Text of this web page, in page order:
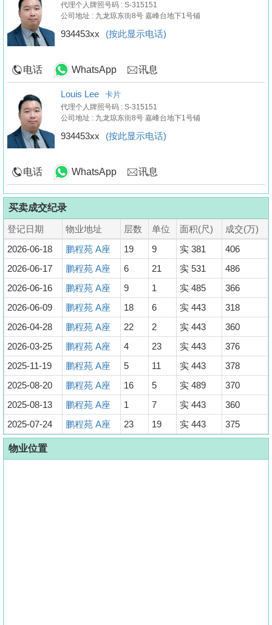
代理个人牌照号码 : S-315151
公司地址 : 九龙琼东街8号 嘉峰台地下1号铺
934453xx (按此显示电话)
电话 WhatsApp 讯息
Louis Lee 卡片
代理个人牌照号码 : S-315151
公司地址 : 九龙琼东街8号 嘉峰台地下1号铺
934453xx (按此显示电话)
电话 WhatsApp 讯息
买卖成交纪录
登记日期 物业地址 层数 单位 面积(尺)
成交(万)
2026-06-18
鹏程苑 A座 19 9 实 381
406
2026-06-17
鹏程苑 A座 6 21 实 531
486
2026-06-16
鹏程苑 A座 9 1 实 485
366
2026-06-09
鹏程苑 A座 18 6 实 443
318
2026-04-28
鹏程苑 A座 22 2 实 443
360
2026-03-25
鹏程苑 A座 4 23 实 443
376
2025-11-19
鹏程苑 A座 5 11 实 443
378
2025-08-20
鹏程苑 A座 16 5 实 489
370
2025-08-13
鹏程苑 A座 1 7 实 443
360
2025-07-24
鹏程苑 A座 23 19 实 443 375
物业位置